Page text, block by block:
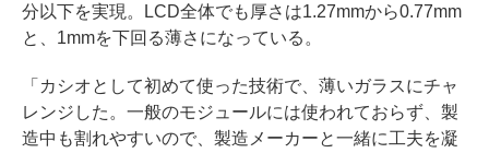
分以下を実現。LCD全体でも厚さは1.27mmから0.77mm
と、1mmを下回る薄さになっている。
「カシオとして初めて使った技術で、薄いガラスにチャ
レンジした。一般のモジュールには使われておらず、製
造中も割れやすいので、製造メーカーと一緒に工夫を凝